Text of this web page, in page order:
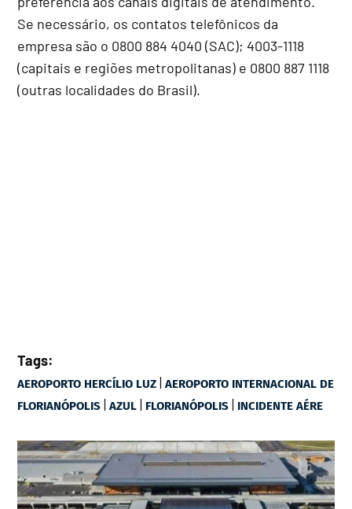
Se necessário, os contatos telefônicos da
empresa são o 0800 884 4040 (SAC); 4003-1118
(capitais e regiões metropolitanas) e 0800 887 1118
(outras localidades do Brasil).
Tags:
AEROPORTO HERCÍLIO LUZ |AEROPORTO INTERNACIONAL DE
FLORIANÓPOLIS |AZUL | FLORIANÓPOLIS | INCIDENTE AÉRE